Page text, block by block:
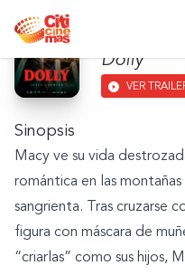
Dolly
VER
Sinopsis
Macy ve su vida
romántica en las
sangrienta. Tras cruzarse
figura con máscara de
“criarlas” como sus hijos,